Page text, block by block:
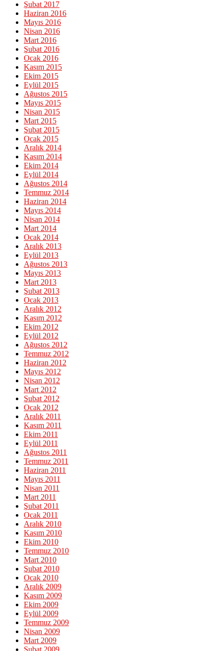
Şubat 2017
Haziran 2016
Mayıs 2016
Nisan 2016
Mart 2016
Şubat 2016
Ocak 2016
Kasım 2015
Ekim 2015
Eylül 2015
Ağustos 2015
Mayıs 2015
Nisan 2015
Mart 2015
Şubat 2015
Ocak 2015
Aralık 2014
Kasım 2014
Ekim 2014
Eylül 2014
Ağustos 2014
Temmuz 2014
Haziran 2014
Mayıs 2014
Nisan 2014
Mart 2014
Ocak 2014
Aralık 2013
Eylül 2013
Ağustos 2013
Mayıs 2013
Mart 2013
Şubat 2013
Ocak 2013
Aralık 2012
Kasım 2012
Ekim 2012
Eylül 2012
Ağustos 2012
Temmuz 2012
Haziran 2012
Mayıs 2012
Nisan 2012
Mart 2012
Şubat 2012
Ocak 2012
Aralık 2011
Kasım 2011
Ekim 2011
Eylül 2011
Ağustos 2011
Temmuz 2011
Haziran 2011
Mayıs 2011
Nisan 2011
Mart 2011
Şubat 2011
Ocak 2011
Aralık 2010
Kasım 2010
Ekim 2010
Temmuz 2010
Mart 2010
Şubat 2010
Ocak 2010
Aralık 2009
Kasım 2009
Ekim 2009
Eylül 2009
Temmuz 2009
Nisan 2009
Mart 2009
Şubat 2009